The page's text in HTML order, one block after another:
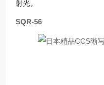
射光。
SQR-56